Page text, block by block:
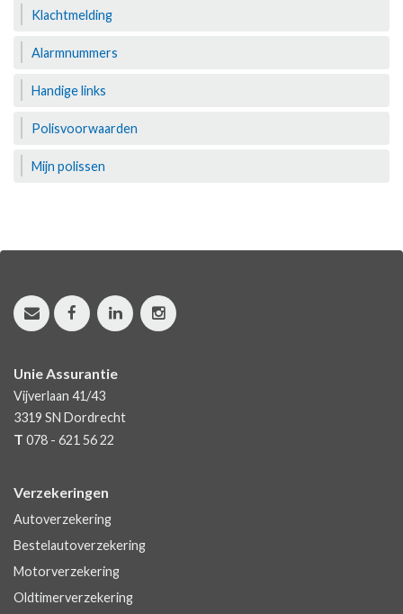
Klachtmelding
Alarmnummers
Handige links
Polisvoorwaarden
Mijn polissen
Unie Assurantie
Vijverlaan 41/43
3319 SN Dordrecht
T 078 - 621 56 22
Verzekeringen
Autoverzekering
Bestelautoverzekering
Motorverzekering
Oldtimerverzekering